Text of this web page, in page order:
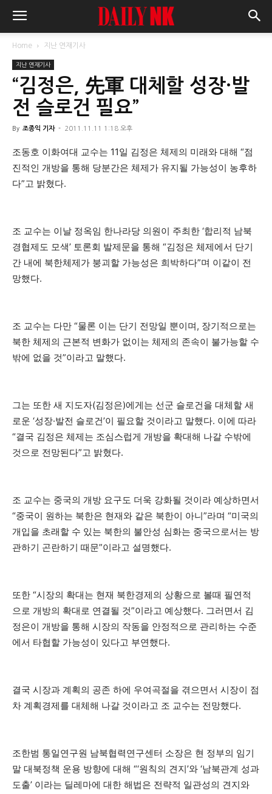
Home 지난 연재기사
지난 연재기사
“김정은, 先軍 대체할 성장·발
전 슬로건 필요”
By 조종익 기자 - 2011.11.11 1:18 오후
조동호 이화여대 교수는 11일 김정은 체제의 미래와 대해 “점
진적인 개방을 통해 당분간은 체제가 유지될 가능성이 농후하
다”고 밝혔다.
조 교수는 이날 정옥임 한나라당 의원이 주최한 ‘합리적 남북
경협제도 모색’ 토론회 발제문을 통해 “김정은 체제에서 단기
간 내에 북한체제가 붕괴할 가능성은 희박하다”며 이같이 전
망했다.
조 교수는 다만 “물론 이는 단기 전망일 뿐이며, 장기적으로는
북한 체제의 근본적 변화가 없이는 체제의 존속이 불가능할 수
밖에 없을 것”이라고 말했다.
그는 또한 새 지도자(김정은)에게는 선군 슬로건을 대체할 새
로운 ‘성장·발전 슬로건’이 필요할 것이라고 말했다. 이에 따라
“결국 김정은 체제는 조심스럽게 개방을 확대해 나갈 수밖에
것으로 전망된다”고 밝혔다.
조 교수는 중국의 개방 요구도 더욱 강화될 것이라 예상하면서
“중국이 원하는 북한은 현재와 같은 북한이 아니”라며 “미국의
개입을 초래할 수 있는 북한의 불안성 심화는 중국으로서는 방
관하기 곤란하기 때문”이라고 설명했다.
또한 “시장의 확대는 현재 북한경제의 상황으로 볼때 필연적
으로 개방의 확대로 연결될 것”이라고 예상했다. 그러면서 김
정은이 개방을 통해 시장의 작동을 안정적으로 관리하는 수준
에서 타협할 가능성이 있다고 부연했다.
결국 시장과 계획의 공존 하에 우여곡절을 겪으면서 시장이 점
차 계획경제를 대체해 나갈 것이라고 조 교수는 전망했다.
조한범 통일연구원 남북협력연구센터 소장은 현 정부의 임기
말 대북정책 운용 방향에 대해 “‘원칙의 견지’와 ‘남북관계 성과
도출’ 이라는 딜레마에 대한 해법은 전략적 일관성의 견지와